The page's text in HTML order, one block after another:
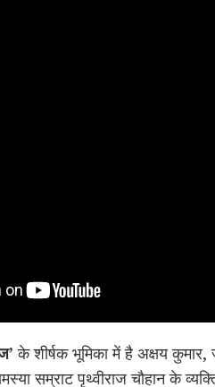
के शीर्षक भूमिका में है अक्षय कुमार,
सम्राट पृथ्वीराज चौहान के